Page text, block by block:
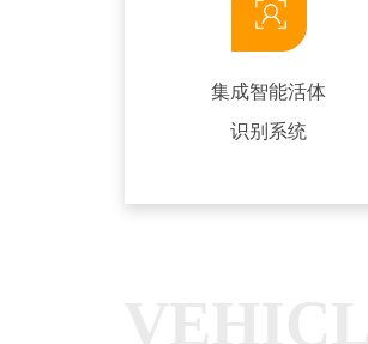
集成智能活体
识别系统